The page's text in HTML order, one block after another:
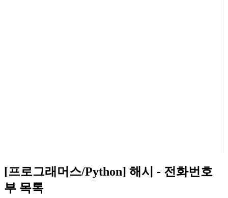
[프로그래머스/Python] 해시 - 전화번호
부 목록